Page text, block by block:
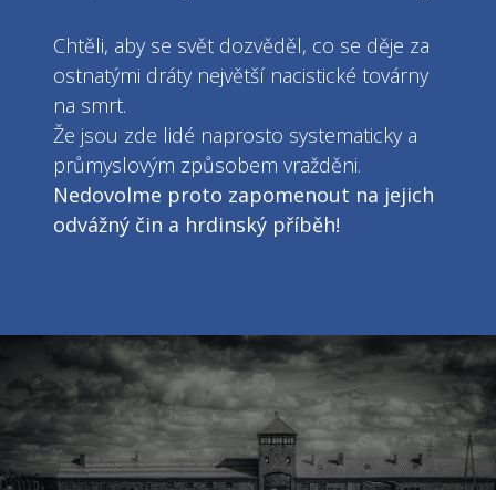
Chtěli, aby se svět dozvěděl, co se děje za
ostnatými dráty největší nacistické továrny
na smrt.
Že jsou zde lidé naprosto systematicky a
průmyslovým způsobem vražděni.
Nedovolme proto zapomenout na jejich
odvážný čin a hrdinský příběh!